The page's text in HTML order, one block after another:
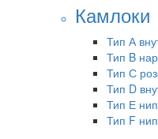
Камлоки
Тип А
Тип B
Тип С
Тип D
Тип Е
Тип F